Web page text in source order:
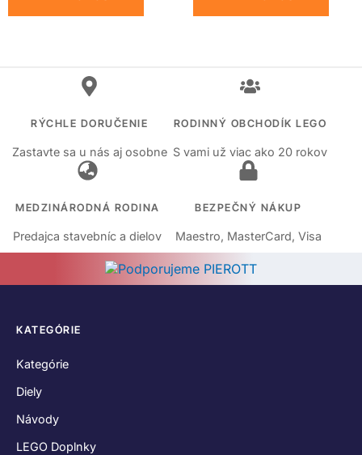
RÝCHLE DORUČENIE
Zastavte sa u nás aj osobne
RODINNÝ OBCHODÍK LEGO
S vami už viac ako 20 rokov
MEDZINÁRODNÁ RODINA
Predajca stavebníc a dielov
BEZPEČNÝ NÁKUP
Maestro, MasterCard, Visa
KATEGÓRIE
Kategórie
Diely
Návody
LEGO Doplnky